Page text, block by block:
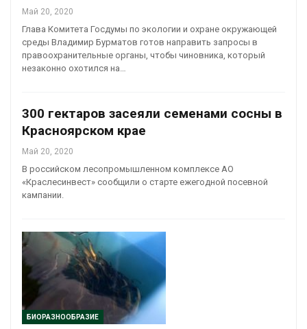
Май 20, 2020
Глава Комитета Госдумы по экологии и охране окружающей
среды Владимир Бурматов готов направить запросы в
правоохранительные органы, чтобы чиновника, который
незаконно охотился на…
300 гектаров засеяли семенами сосны в
Красноярском крае
Май 20, 2020
В российском лесопромышленном комплексе АО
«Краслесинвест» сообщили о старте ежегодной посевной
кампании.
БИОРАЗНООБРАЗИЕ